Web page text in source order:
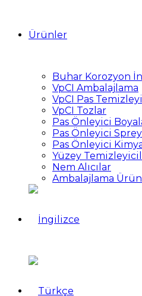
Ürünler
Buhar Korozyon
VpCI Ambalajlama
VpCI Pas
VpCI Tozlar
Pas Önleyici
Pas Önleyici
Pas Önleyici
Yüzey
Nem Alıcılar
Ambalajlama